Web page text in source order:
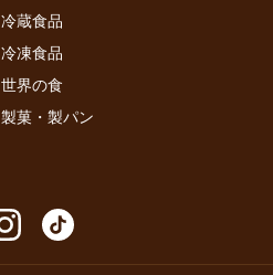
冷蔵食品
冷凍食品
世界の食
製菓・製パン